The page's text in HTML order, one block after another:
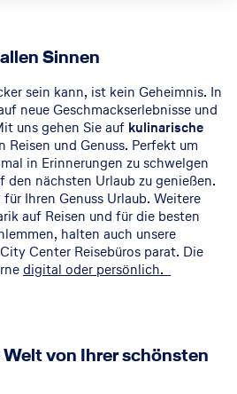
Sinnen
sein kann, ist kein Geheimnis. In
neue Geschmackserlebnisse und
uns gehen Sie auf kulinarische
Reisen und Genuss. Perfekt um
in Erinnerungen zu schwelgen
den nächsten Urlaub zu genießen.
Ihren Genuss Urlaub. Weitere
auf Reisen und für die besten
halten auch unsere
Center Reisebüros parat. Die
digital oder persönlich.
von Ihrer schönsten